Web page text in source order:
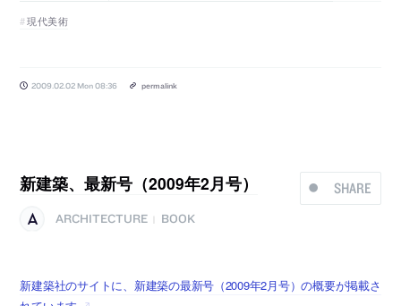
現代美術
2009.02.02 Mon 08:36 permalink
SHARE
新建築、最新号（2009年2月号）
ARCHITECTURE BOOK
新建築社のサイトに、新建築の最新号（2009年2月号）の概要が掲載さ